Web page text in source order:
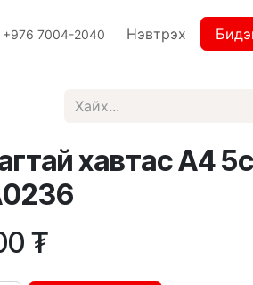
+976 7004-2040 Нэвтрэх
хавтас А4
₮